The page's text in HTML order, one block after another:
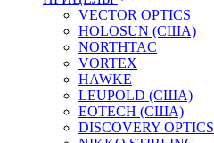
VECTOR OPTICS
HOLOSUN (США)
NORTHTAC
VORTEX
HAWKE
LEUPOLD (США)
EOTECH (США)
DISCOVERY OPTICS